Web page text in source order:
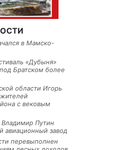
в Мамско-
«Дубыня»
Братском более
области Игорь
с вековым
Путин
авиационный завод
перевыполнен